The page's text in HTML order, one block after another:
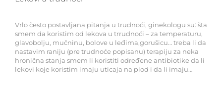
Vrlo često postavljana pitanja u trudnoći, ginekologu su: šta
smem da koristim od lekova u trrudnoći – za temperaturu,
glavobolju, mučninu, bolove u leđima,gorušicu… treba li da
nastavim raniju (pre trudnoće popisanu) terapiju za neka
hronična stanja smem li koristiti određene antibiotike da li
lekovi koje koristim imaju uticaja na plod i da li imaju…